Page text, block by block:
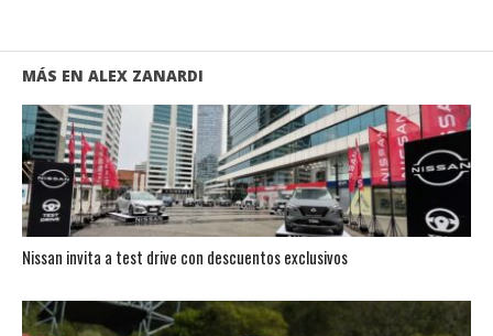
MÁS EN ALEX ZANARDI
Nissan invita a test drive con descuentos exclusivos